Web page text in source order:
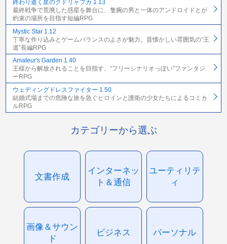
終わり逝く星のクドリャフカ 1.13
最終戦争で荒廃した惑星を舞台に、隻腕の男と一体のアンドロイドとが
約束の場所を目指す短編RPG
Mystic Star 1.12
丁寧な作り込みとゲームバランスのよさが魅力。昔懐かしい雰囲気の“王
道”長編RPG
Amateur's Garden 1.40
王様から解放されることを目指す、“フリーシナリオっぽい”ファンタジ
ーRPG
ウェディングドレスファイター 1.50
結婚式場までの危険な旅を急ぐヒロインと護衛の少女たちによるコミカ
ルRPG
カテゴリーから選ぶ
文書作成
インターネッ
ト＆通信
ユーティリテ
ィ
画像＆サウン
ド
ビジネス パーソナル